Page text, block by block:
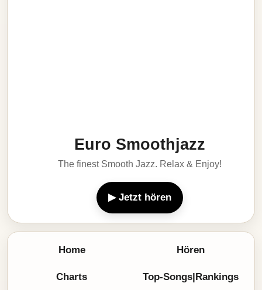
Euro Smoothjazz
The finest Smooth Jazz. Relax & Enjoy!
▶ Jetzt hören
Home Hören
Charts Top-Songs|Rankings